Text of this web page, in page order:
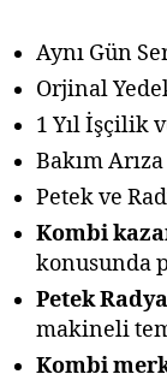
Aynı Gün
Orjinal
1 Yıl İşçilik
Bakım
Petek ve
Kombi
konusunda
Petek
makineli
Kombi